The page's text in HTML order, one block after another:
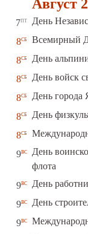
Август
7пт День
8сб Всемирный
8сб День
8сб День войск
8сб День города
8сб День
8сб
9вс
День
флота
9вс День
9вс День
9вс